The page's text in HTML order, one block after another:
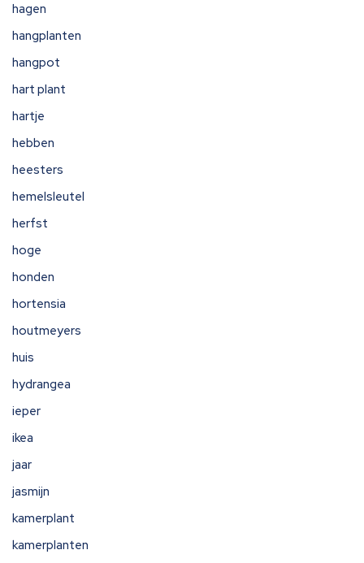
hagen
hangplanten
hangpot
hart plant
hartje
hebben
heesters
hemelsleutel
herfst
hoge
honden
hortensia
houtmeyers
huis
hydrangea
ieper
ikea
jaar
jasmijn
kamerplant
kamerplanten